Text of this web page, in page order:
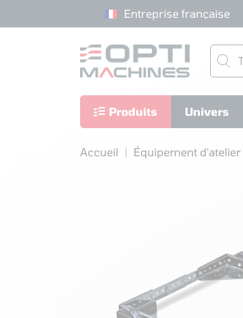
Entreprise française
Produits Univers
Accueil Équipement d'atelier